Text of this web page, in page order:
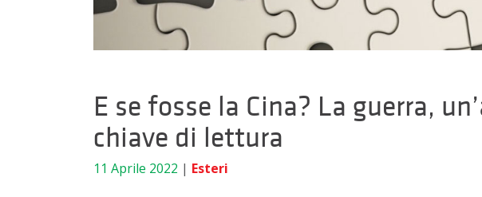
E se fosse la Cina? La guerra,
chiave di lettura
11 Aprile 2022 | Esteri